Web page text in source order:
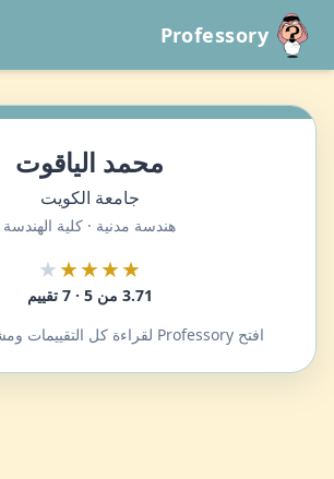
Professory
محمد الياقوت
جامعة الكويت
هندسة مدنية · كلية الهندسة
★★★★
★
3.71 من 5 · 7 تقييم
افتح Professory لقراءة كل التقييمات ومشاركة تجربتك